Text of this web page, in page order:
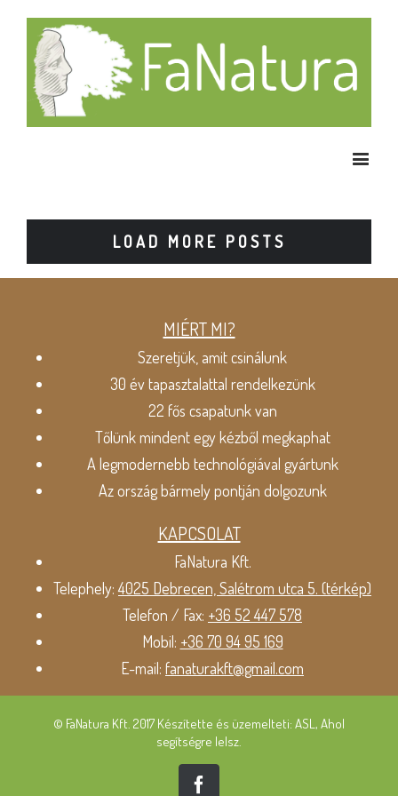
LOAD MORE POSTS
MIÉRT MI?
Szeretjük, amit csinálunk
30 év tapasztalattal rendelkezünk
22 fős csapatunk van
Tőlünk mindent egy kézből megkaphat
A legmodernebb technológiával gyártunk
Az ország bármely pontján dolgozunk
KAPCSOLAT
FaNatura Kft.
Telephely:4025 Debrecen, Salétrom utca 5. (térkép)
Telefon / Fax: +36 52 447 578
Mobil: +36 70 94 95 169
E-mail: fanaturakft@gmail.com
© FaNatura Kft. 2017 Készítette és üzemelteti: ASL, Ahol
segítségre lelsz.